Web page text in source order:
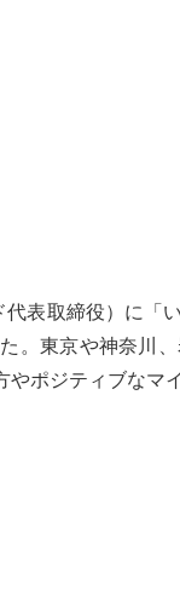
表取締役）に「
。東京や神奈川
ポジティブなマ